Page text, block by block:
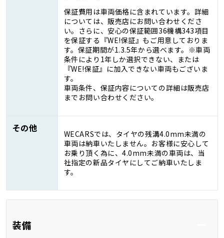
保証費用は車両価格に含まれています。詳細
については、販売店にお問い合わせくださ
い。さらに、安心の保証範囲36機構343項目
を保証する『WE!保証』もご用意しておりま
す。保証期間が1.3.5年から選べます。※車両
条件により1年しか選択できない、または
『WE!保証』に加入できない車両もございま
す。
車両条件、保証内容についての詳細は販売店
までお問い合わせください。
その他
WECARSでは、タイヤの残溝4.0mm未満の
車両は納車いたしません。お客様に安心して
お乗り頂く為に、4.0mm未満の車両は、当
社指定の新品タイヤにしてご納車いたしま
す。
装備